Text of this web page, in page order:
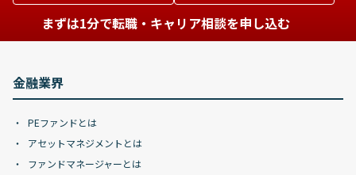
まずは1分で転職・キャリア相談を申し込む
金融業界
PEファンドとは
アセットマネジメントとは
ファンドマネージャーとは